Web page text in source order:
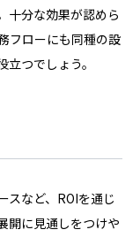
十分な効果が認めら
フローにも同種の設
つでしょう。
スなど、ROIを通じ
開に見通しをつけや